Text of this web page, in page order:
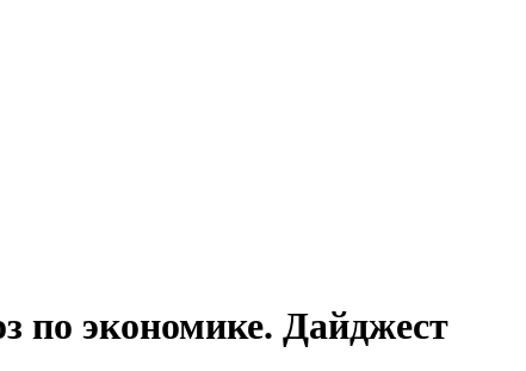
по экономике. Дайджест